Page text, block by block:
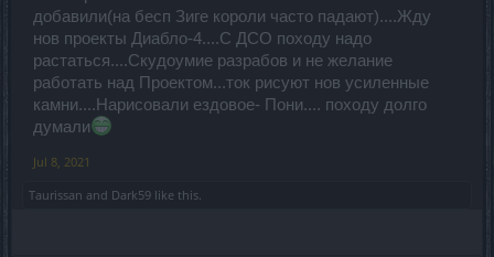
добавили(на бесп Зиге короли часто падают)....Жду
нов проекты Диабло-4....С ДСО походу надо
растаться....Скудоумие разрабов и не желание
работать над Проектом...ток рисуют нов усиленные
камни....Нарисовали ездовое- Пони.... походу долго
думали
Jul 8, 2021
Taurissan and Dark59 like this.